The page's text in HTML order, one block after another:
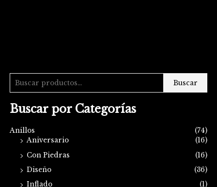
Buscar
Buscar por Categorías
Anillos
(74)
Aniversario
(16)
Con Piedras
(16)
Diseño
(36)
Inflado
(1)